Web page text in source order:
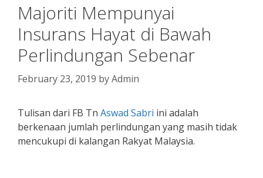
Majoriti Mempunyai
Insurans Hayat di Bawah
Perlindungan Sebenar
February 23, 2019 byAdmin
Tulisan dari FB Tn Aswad Sabri ini adalah
berkenaan jumlah perlindungan yang masih tidak
mencukupi di kalangan Rakyat Malaysia.